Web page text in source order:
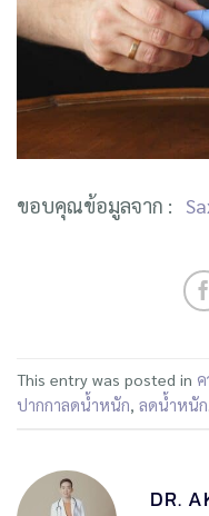
ขอบคุณข้อมูลจาก :
This entry was posted in
ปากกาลดน้ำหนัก, ลดน้ำหนัก
DR.